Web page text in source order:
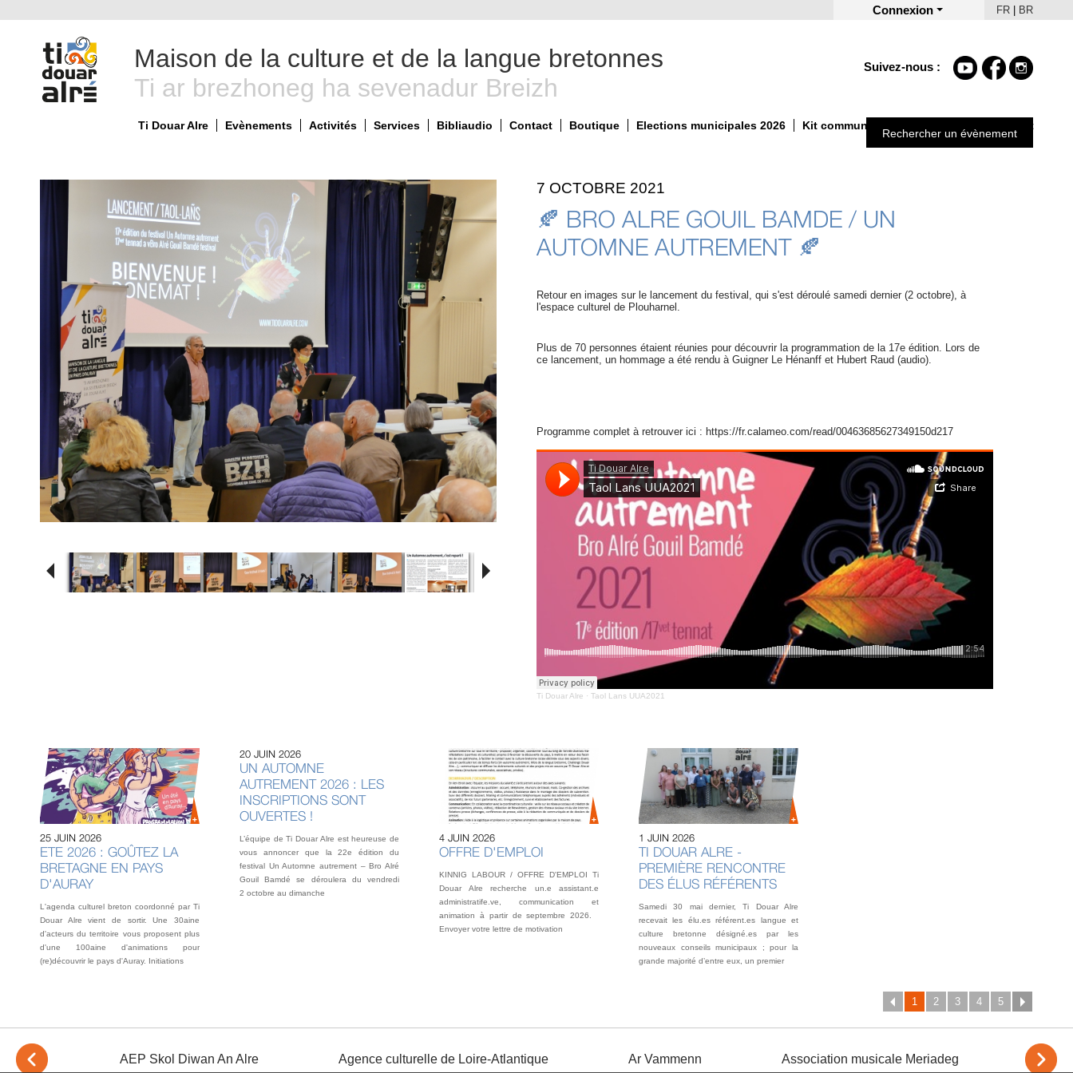
Connexion FR BR
Suivez-nous :
Maison de la culture et de la langue bretonnes
Ti ar brezhoneg ha sevenadur Breizh
Ti Douar Alre Evènements Activités Services Bibliaudio Contact Boutique Elections municipales 2026 Kit communication Un Automne autrement
Rechercher un évènement
7 OCTOBRE 2021
🍂 BRO ALRE GOUIL BAMDE / UN
AUTOMNE AUTREMENT 🍂
Retour en images sur le lancement du festival, qui s'est déroulé samedi dernier (2 octobre), à
l'espace culturel de Plouharnel .
Plus de 70 personnes étaient réunies pour découvrir la programmation de la 17e édition. Lors de
ce lancement, un hommage a été rendu à Guigner Le Hénanff et Hubert Raud (audio).
Programme complet à retrouver ici : https://fr.calameo.com/read/00463685627349150d217
Ti Douar Alre ·Taol Lans UUA2021
25 JUIN 2026
ETE 2026 : GOÛTEZ LA
BRETAGNE EN PAYS
D'AURAY
L'agenda culturel breton coordonné par Ti
Douar Alre vient de sortir. Une 30aine
d'acteurs du territoire vous proposent plus
d'une 100aine d'animations pour
(re)découvrir le pays d'Auray. Initiations
20 JUIN 2026
UN AUTOMNE
AUTREMENT 2026 : LES
INSCRIPTIONS SONT
OUVERTES !
L’équipe de Ti Douar Alre est heureuse de
vous annoncer que la 22e édition du
festival Un Automne autrement – Bro Alré
Gouil Bamdé se déroulera du vendredi
2 octobre au dimanche
4 JUIN 2026
OFFRE D'EMPLOI
KINNIG LABOUR / OFFRE D'EMPLOI Ti
Douar Alre recherche un.e assistant.e
administratife.ve, communication et
animation à partir de septembre 2026.
Envoyer votre lettre de motivation
1 JUIN 2026
TI DOUAR ALRE -
PREMIÈRE RENCONTRE
DES ÉLUS RÉFÉRENTS
Samedi 30 mai dernier, Ti Douar Alre
recevait les élu.es référent.es langue et
culture bretonne désigné.es par les
nouveaux conseils municipaux ; pour la
grande majorité d’entre eux, un premier
1 2 3 4 5
AEP Skol Diwan An Alre Agence culturelle de Loire-Atlantique Ar Vammenn Association musicale Meriadeg Auray